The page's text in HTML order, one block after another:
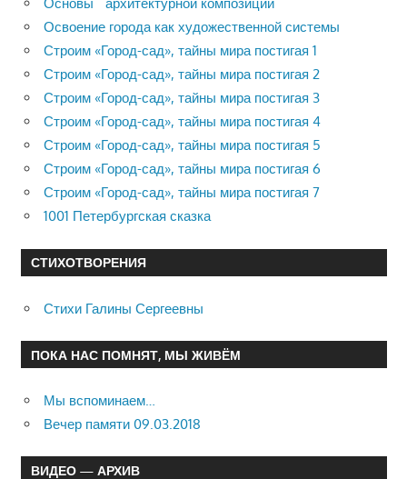
Основы архитектурной композиции
Освоение города как художественной системы
Строим «Город-сад», тайны мира постигая 1
Строим «Город-сад», тайны мира постигая 2
Строим «Город-сад», тайны мира постигая 3
Строим «Город-сад», тайны мира постигая 4
Строим «Город-сад», тайны мира постигая 5
Строим «Город-сад», тайны мира постигая 6
Строим «Город-сад», тайны мира постигая 7
1001 Петербургская сказка
СТИХОТВОРЕНИЯ
Стихи Галины Сергеевны
ПОКА НАС ПОМНЯТ, МЫ ЖИВЁМ
Мы вспоминаем…
Вечер памяти 09.03.2018
ВИДЕО — АРХИВ